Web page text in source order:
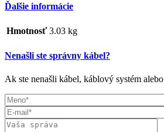
Ďalšie informácie
Hmotnosť 3.03 kg
Nenašli ste správny kábel?
Ak ste nenašli kábel, káblový systém